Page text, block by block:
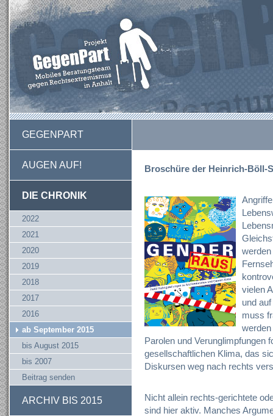
GEGENPART
AUGEN AUF!
DIE CHRONIK
2022
2021
2020
2019
2018
2017
2016
ab September 2015
bis August 2015
bis 2007
Beitrag senden
ARCHIV BIS 2015
Broschüre der Heinrich-Böll-
vielen
und
muss
Parolen und Verunglimpfungen
gesellschaftlichen Klima, das
Diskursen weg nach rechts
Nicht allein rechts-gerichtete
sind hier aktiv. Manches